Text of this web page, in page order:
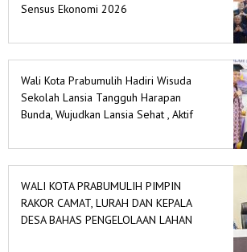
Sensus Ekonomi 2026
Wali Kota Prabumulih Hadiri Wisuda
Sekolah Lansia Tangguh Harapan
Bunda, Wujudkan Lansia Sehat , Aktif
WALI KOTA PRABUMULIH PIMPIN
RAKOR CAMAT, LURAH DAN KEPALA
DESA BAHAS PENGELOLAAN LAHAN